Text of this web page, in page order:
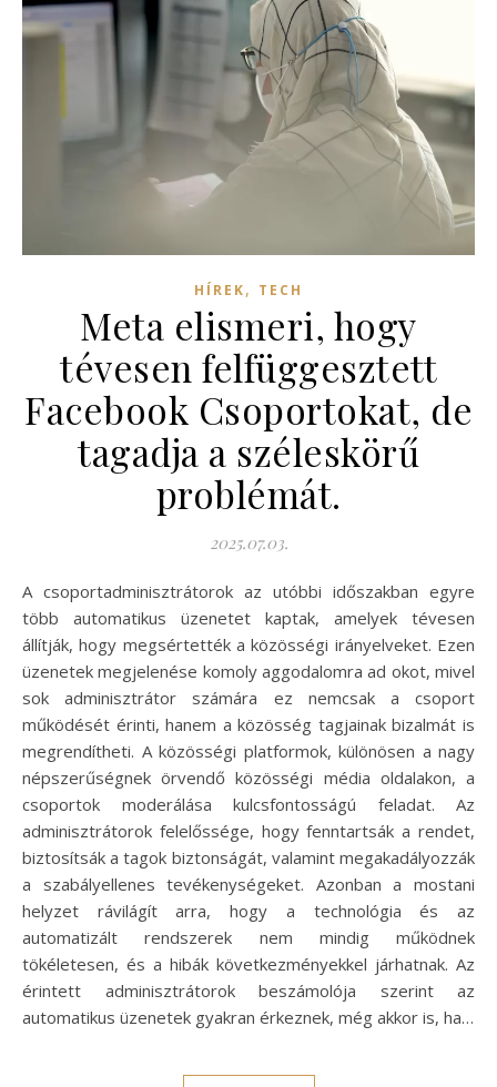
HÍREK, TECH
Meta elismeri, hogy
tévesen felfüggesztett
Facebook Csoportokat, de
tagadja a széleskörű
problémát.
2025.07.03.
A csoportadminisztrátorok az utóbbi időszakban egyre
több automatikus üzenetet kaptak, amelyek tévesen
állítják, hogy megsértették a közösségi irányelveket. Ezen
üzenetek megjelenése komoly aggodalomra ad okot, mivel
sok adminisztrátor számára ez nemcsak a csoport
működését érinti, hanem a közösség tagjainak bizalmát is
megrendítheti. A közösségi platformok, különösen a nagy
népszerűségnek örvendő közösségi média oldalakon, a
csoportok moderálása kulcsfontosságú feladat. Az
adminisztrátorok felelőssége, hogy fenntartsák a rendet,
biztosítsák a tagok biztonságát, valamint megakadályozzák
a szabályellenes tevékenységeket. Azonban a mostani
helyzet rávilágít arra, hogy a technológia és az
automatizált rendszerek nem mindig működnek
tökéletesen, és a hibák következményekkel járhatnak. Az
érintett adminisztrátorok beszámolója szerint az
automatikus üzenetek gyakran érkeznek, még akkor is, ha…